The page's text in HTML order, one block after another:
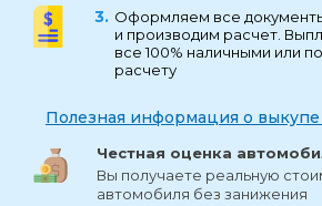
Оформляем все
и производим расчет.
все 100% наличными или
расчету
Полезная информация о выкупе
Честная оценка
Вы получаете реальную
автомобиля без занижения